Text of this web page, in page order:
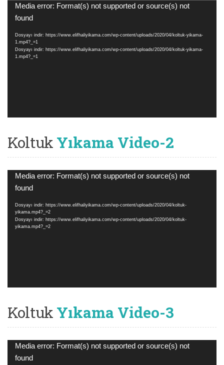
Video
oynatıcı
Media error: Format(s) not supported or source(s) not
found
Dosyayı indir: https://www.elifhaliyikama.com/wp-content/uploads/2020/04/koltuk-yikama-
1.mp4?_=1
Dosyayı indir: https://www.elifhaliyikama.com/wp-content/uploads/2020/04/koltuk-yikama-
1.mp4?_=1
Koltuk Yıkama Video-2
Video
oynatıcı
Media error: Format(s) not supported or source(s) not
found
Dosyayı indir: https://www.elifhaliyikama.com/wp-content/uploads/2020/04/koltuk-
yikama.mp4?_=2
Dosyayı indir: https://www.elifhaliyikama.com/wp-content/uploads/2020/04/koltuk-
yikama.mp4?_=2
Koltuk Yıkama Video-3
Video
oynatıcı
Media error: Format(s) not supported or source(s) not
found